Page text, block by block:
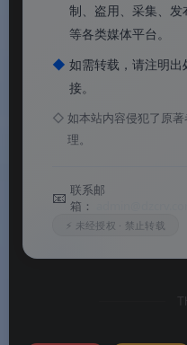
📊核心价值
✅AI 对话修图
✅200+ 功能全覆盖
格式，最大程度保留
制、盗用、采集、
等各类媒体平台。
◆ 如需转载，请注明出
接。
◇ 如本站内容侵犯了原
理。
📧 联系邮
箱：
⚡ 未经授权 · 禁止转载